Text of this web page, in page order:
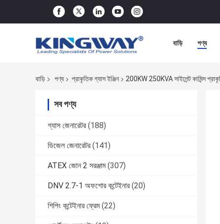
বাড়ি পণ্য
বাড়ি পণ্য প্রাকৃতিক গ্যাস ইঞ্জিন 200KW 250KVA সাইলেন্ট কামিন্স
সব পণ্য
গ্যাস জেনারেটর (188)
ডিজেল জেনারেটর (141)
ATEX জোন 2 সরঞ্জাম (307)
DNV 2.7-1 অফশোর কন্টেইনার (20)
শিপিং কন্টেইনার ফ্রেম (22)